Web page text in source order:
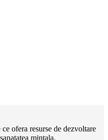
ofera resurse de dezvoltare
mintala.